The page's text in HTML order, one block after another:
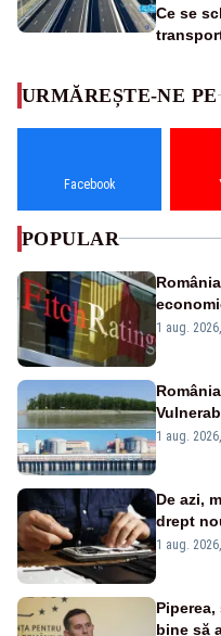
Ce se
URMĂREȘTE-NE PE
Facebook
POPULAR
„BBB-”
1 aug.
în
1 aug.
De azi,
drept
un
1 aug.
Piperea,
bine să